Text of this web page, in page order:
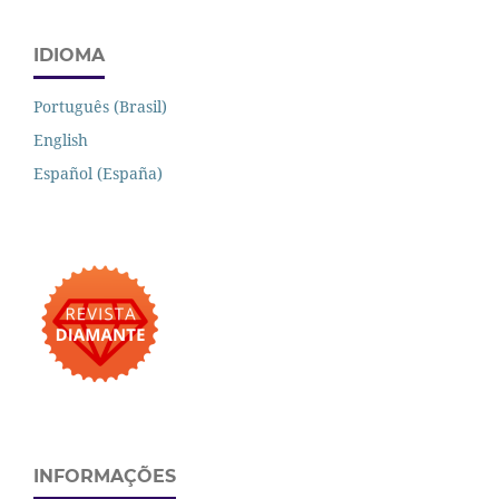
IDIOMA
Português (Brasil)
English
Español (España)
INFORMAÇÕES